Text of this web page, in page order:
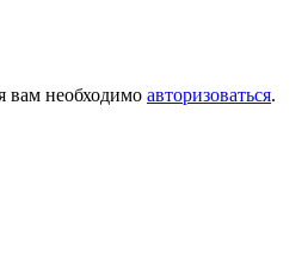
вам необходимо авторизоваться.